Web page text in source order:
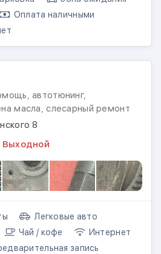
Оплата наличными
автотюнинг,
масла, слесарный ремонт
8
Выходной
Легковые авто
Чай / кофе
Интернет
запись